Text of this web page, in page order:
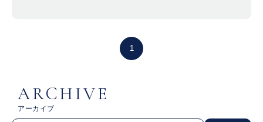
1
ARCHIVE
アーカイブ